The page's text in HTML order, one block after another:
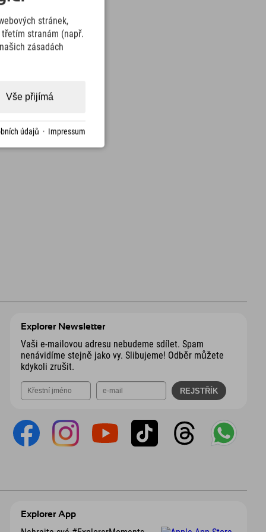
Explorer Newsletter
Vaši e-mailovou adresu nebudeme sdílet. Spam
nenávidíme stejně jako vy. Slibujeme! Odběr můžete
kdykoli zrušit.
Explorer App
stránek,
stranám (např.
zásadách
Vše přijímá
údajů · Impressum